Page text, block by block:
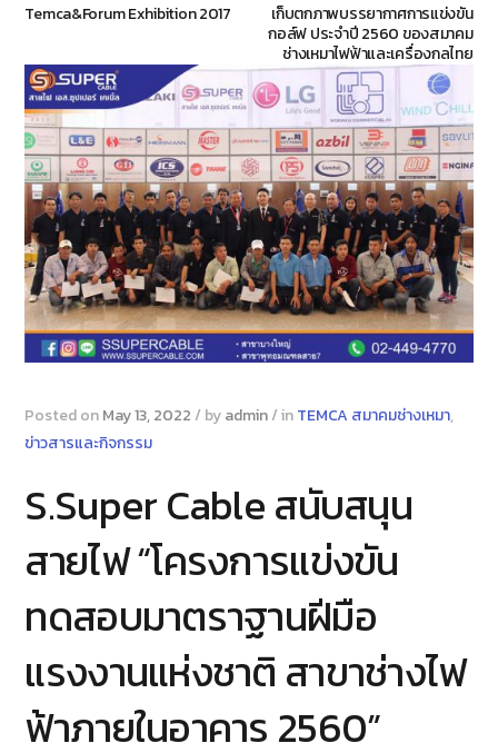
Temca&Forum Exhibition 2017
เก็บตกภาพบรรยากาศการแข่งขัน
กอล์ฟ ประจำปี 2560 ของสมาคม
ช่างเหมาไฟฟ้าและเครื่องกลไทย
Posted onMay 13, 2022 / byadmin/ inTEMCA สมาคมช่างเหมา,
ข่าวสารและกิจกรรม
S.Super Cable สนับสนุน
สายไฟ “โครงการแข่งขัน
ทดสอบมาตราฐานฝีมือ
แรงงานแห่งชาติ สาขาช่างไฟ
ฟ้าภายในอาคาร 2560”